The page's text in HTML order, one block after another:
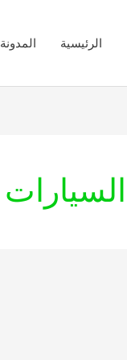
الرئيسية المدونة